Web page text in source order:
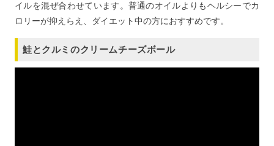
イルを混ぜ合わせています。普通のオイルよりもヘルシーでカ
ロリーが抑えらえ、ダイエット中の方におすすめです。
鮭とクルミのクリームチーズボール